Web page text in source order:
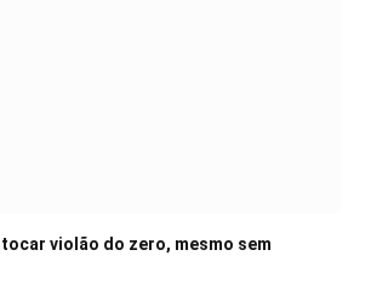
violão do zero, mesmo sem